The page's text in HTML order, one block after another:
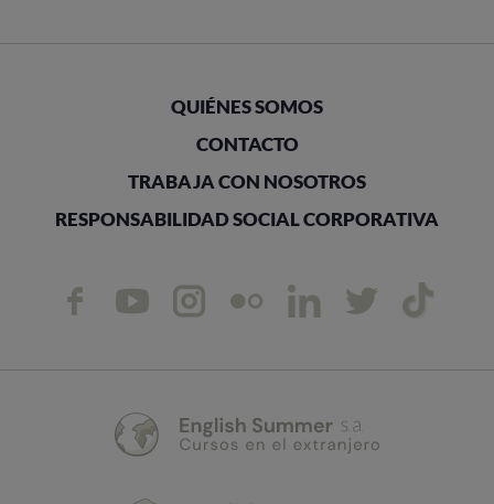
QUIÉNES SOMOS
CONTACTO
TRABAJA CON NOSOTROS
RESPONSABILIDAD SOCIAL CORPORATIVA